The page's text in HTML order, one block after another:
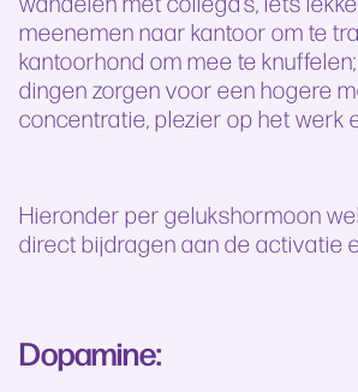
meenemen naar kantoor om te
kantoorhond om mee te
dingen zorgen voor een hogere
concentratie, plezier op het werk
Hieronder per gelukshormoon
direct bijdragen aan de activatie
Dopamine: